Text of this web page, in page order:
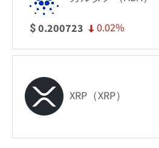
$0.200723 0.02%
XRP（XRP）